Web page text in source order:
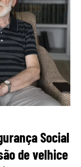
Social
de velhice